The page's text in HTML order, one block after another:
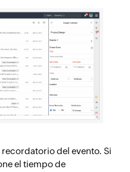
recordatorio del evento. Si
el tiempo de